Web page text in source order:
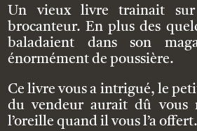
e
r
n
a
i
v
e
Un vieux livre trainait sur
brocanteur. En plus des
baladaient dans son
énormément de poussière.
Ce livre vous a intrigué, le
du vendeur aurait dû vous
l’oreille quand il vous l’a